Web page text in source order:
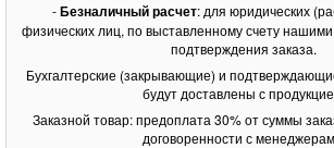
-Безналичный расчет: для юридических
физических лиц, по выставленному счету
подтверждения заказа.
Бухгалтерские (закрывающие) и
будут доставлены с
Заказной товар: предоплата 30% от суммы
договоренности с